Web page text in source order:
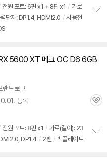
/ 전원 포트: 6핀 x1 + 8핀 x1 / 가로
단자: DP1.4, HDMI2.0 / 사용전
기
5600 XT 메크 OC D6 6GB
랜드로그
등록
관
/ 전원 포트: 8핀 x1 / 가로(길이): 23
DP1.4 / 2팬 / 백플레이트